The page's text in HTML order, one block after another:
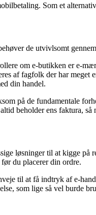
Som et
de utvivlsomt
om e-butikken er e-
af fagfolk der har meget
din handel.
på de fundamentale
beholder ens faktura,
løsninger til at kigge på
du placerer din ordre.
til at få indtryk af e-
som lige så vel burde